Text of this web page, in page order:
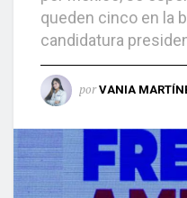
queden cinco en la
candidatura
por VANIA